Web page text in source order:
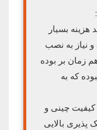
بسیار
و نیاز به نصب
زمان بر بوده
که به
چینی و
بالایی